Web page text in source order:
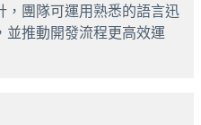
，團隊可運用熟悉的語言迅
並推動開發流程更高效運